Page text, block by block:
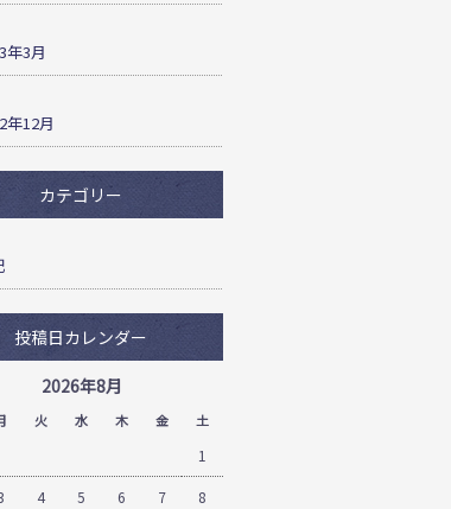
年3月
年12月
カテゴリー
投稿日カレンダー
2026年8月
火 水 木 金 土
1
4 5 6 7 8